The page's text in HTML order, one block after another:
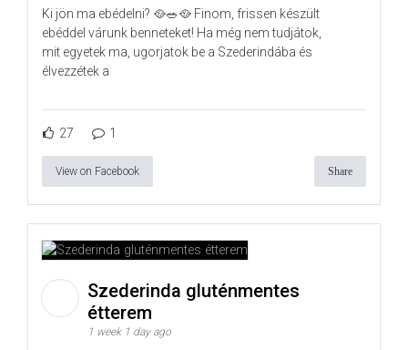
Ki jön ma ebédelni? 🥘🥗🥘 Finom, frissen készült
ebéddel várunk benneteket! Ha még nem tudjátok,
mit egyetek ma, ugorjatok be a Szederindába és
élvezzétek a
27 1
View on Facebook Share
Szederinda gluténmentes
étterem
1 week 1 day ago